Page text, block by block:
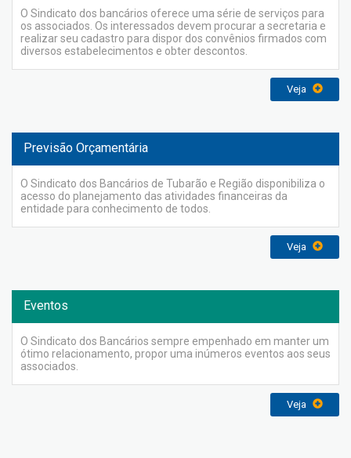
O Sindicato dos bancários oferece uma série de serviços para
os associados. Os interessados devem procurar a secretaria e
realizar seu cadastro para dispor dos convênios firmados com
diversos estabelecimentos e obter descontos.
Veja
Previsão Orçamentária
O Sindicato dos Bancários de Tubarão e Região disponibiliza o
acesso do planejamento das atividades financeiras da
entidade para conhecimento de todos.
Veja
Eventos
O Sindicato dos Bancários sempre empenhado em manter um
ótimo relacionamento, propor uma inúmeros eventos aos seus
associados.
Veja